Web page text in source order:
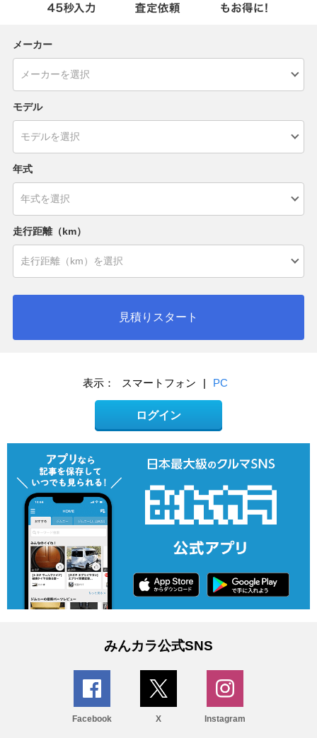
メーカー
モデル
年式
走行距離（km）
見積りスタート
表示： スマートフォン | PC
ログイン
みんカラ公式SNS
Facebook X Instagram